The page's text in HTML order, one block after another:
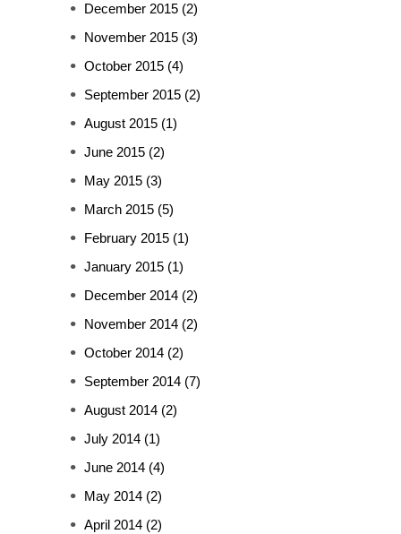
December 2015 (2)
November 2015 (3)
October 2015 (4)
September 2015 (2)
August 2015 (1)
June 2015 (2)
May 2015 (3)
March 2015 (5)
February 2015 (1)
January 2015 (1)
December 2014 (2)
November 2014 (2)
October 2014 (2)
September 2014 (7)
August 2014 (2)
July 2014 (1)
June 2014 (4)
May 2014 (2)
April 2014 (2)